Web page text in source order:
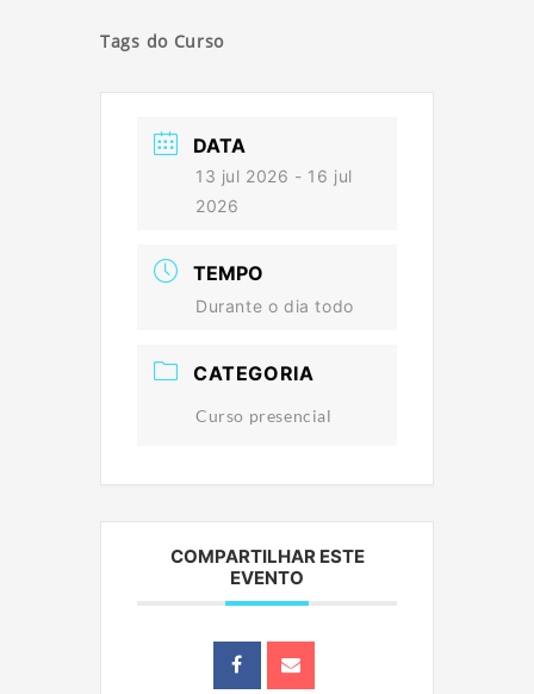
Tags do Curso
DATA
13 jul 2026 - 16 jul
2026
TEMPO
Durante o dia todo
CATEGORIA
Curso presencial
COMPARTILHAR ESTE
EVENTO